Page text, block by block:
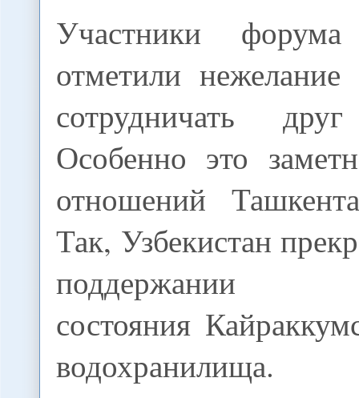
Участники
отметили нежелание
сотрудничать
Особенно это
отношений
Так, Узбекистан
поддержании
состояния
водохранилища.